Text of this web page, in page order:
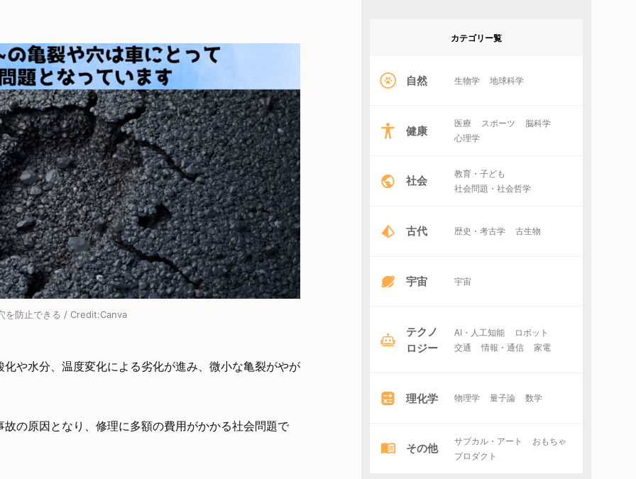
を防止できる / Credit:Canva
や水分、温度変化による劣化が進み、微小な亀裂がやが
の原因となり、修理に多額の費用がかかる社会問題で
カテゴリー覧
自然 生物学 地球科学
健康 医療 スポーツ
脳科学
心理学
社会
教育・子ども
社会問題・社会哲学
古代 歴史・考古学 古生物
宇宙 宇宙
テクノ
ロジー
AI・人工知能
ロボット
交通
情報・通信 家電
理化学 物理学 量子論 数学
その他 サブカル・アート
おもちゃ
プロダクト